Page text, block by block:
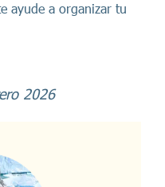
ayude a organizar tu
2026